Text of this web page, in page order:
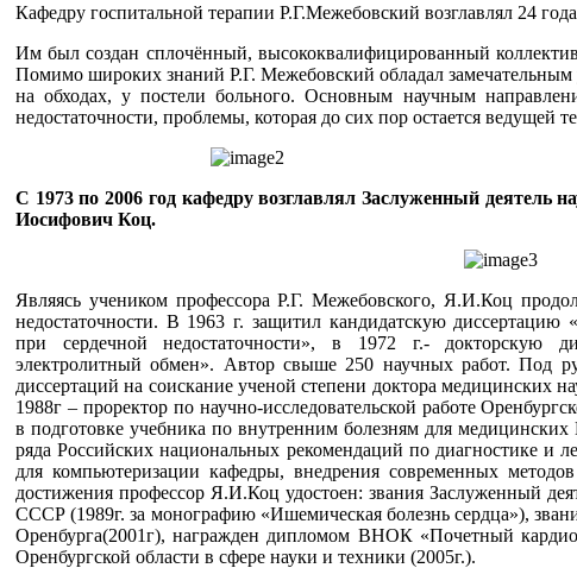
Кафедру госпитальной терапии Р.Г.Межебовский возглавлял 24
Им был создан сплочённый, высококвалифицированный
Помимо широких знаний Р.Г. Межебовский обладал замечательным
на обходах, у постели больного. Основным научным
недостаточности, проблемы, которая до сих пор остается ведущей
С 1973 по 2006 год кафедру возглавлял Заслуженный деятель
Иосифович Коц.
Являясь учеником профессора Р.Г. Межебовского, Я.И.Коц
недостаточности. В 1963 г. защитил кандидатскую диссертацию
при сердечной недостаточности», в 1972 г.- докторскую
электролитный обмен». Автор свыше 250 научных работ. Под
диссертаций на соискание ученой степени доктора медицинских
1988г – проректор по научно-исследовательской работе
в подготовке учебника по внутренним болезням для
ряда Российских национальных рекомендаций по диагностике и
для компьютеризации кафедры, внедрения современных
достижения профессор Я.И.Коц удостоен: звания Заслуженный
СССР (1989г. за монографию «Ишемическая болезнь сердца»),
Оренбурга(2001г), награжден дипломом ВНОК «Почетный
Оренбургской области в сфере науки и техники (2005г.).